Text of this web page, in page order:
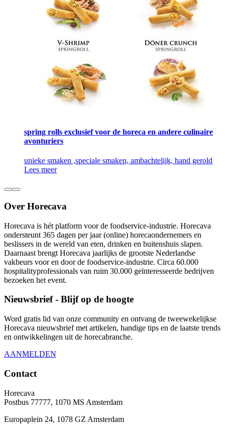
spring rolls exclusief voor de horeca en andere culinaire
avonturiers
unieke smaken ,speciale smaken, ambachtelijk, hand gerold
Lees meer
Over Horecava
Horecava is hét platform voor de foodservice-industrie. Horecava
ondersteunt 365 dagen per jaar (online) horecaondernemers en
beslissers in de wereld van eten, drinken en buitenshuis slapen.
Daarnaast brengt Horecava jaarlijks de grootste Nederlandse
vakbeurs voor en door de foodservice-industrie. Circa 60.000
hospitalityprofessionals van ruim 30.000 geïnteresseerde bedrijven
bezoeken het event.
Nieuwsbrief - Blijf op de hoogte
Word gratis lid van onze community en ontvang de tweewekelijkse
Horecava nieuwsbrief met artikelen, handige tips en de laatste trends
en ontwikkelingen uit de horecabranche.
AANMELDEN
Contact
Horecava
Postbus 77777, 1070 MS Amsterdam
Europaplein 24, 1078 GZ Amsterdam